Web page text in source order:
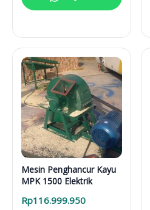
Mesin Penghancur Kayu
MPK 1500 Elektrik
Rp116.999.950